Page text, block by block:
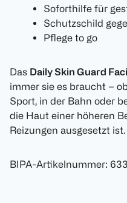
Soforthilfe für
Schutzschild
Pflege to go
Das Daily Skin Guard
immer sie es braucht –
Sport, in der Bahn oder
die Haut einer höheren
Reizungen ausgesetzt ist.
BIPA-Artikelnummer: